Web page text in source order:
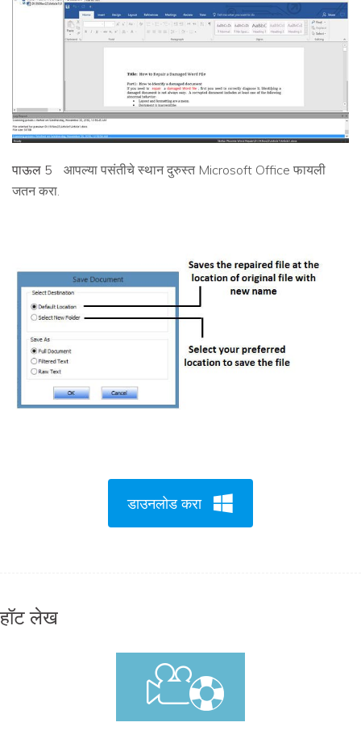
पाऊल 5
आपल्या पसंतीचे स्थान दुरुस्त Microsoft Office फायली
जतन करा.
डाउनलोड करा
हॉट लेख